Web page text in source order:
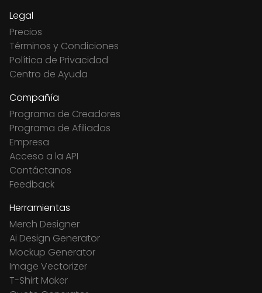
Legal
Precios
Términos y Condiciones
Política de Privacidad
Centro de Ayuda
Compañía
Programa de Creadores
Programa de Afiliados
Empresa
Acceso a la API
Contáctanos
Feedback
Herramientas
Merch Designer
Ai Design Generator
Mockup Generator
Image Vectorizer
T-Shirt Maker